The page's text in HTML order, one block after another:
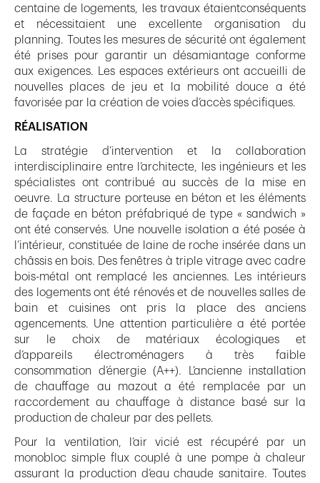
centaine de logements, les travaux étaientconséquents
et nécessitaient une excellente organisation du
planning. Toutes les mesures de sécurité ont également
été prises pour garantir un désamiantage conforme
aux exigences. Les espaces extérieurs ont accueilli de
nouvelles places de jeu et la mobilité douce a été
favorisée par la création de voies d’accès spécifiques.
RÉALISATION
La stratégie d’intervention et la collaboration
interdisciplinaire entre l’architecte, les ingénieurs et les
spécialistes ont contribué au succès de la mise en
oeuvre. La structure porteuse en béton et les éléments
de façade en béton préfabriqué de type « sandwich »
ont été conservés. Une nouvelle isolation a été posée à
l’intérieur, constituée de laine de roche insérée dans un
châssis en bois. Des fenêtres à triple vitrage avec cadre
bois-métal ont remplacé les anciennes. Les intérieurs
des logements ont été rénovés et de nouvelles salles de
bain et cuisines ont pris la place des anciens
agencements. Une attention particulière a été portée
sur le choix de matériaux écologiques et
d’appareils électroménagers à très faible
consommation d’énergie (A++). L’ancienne installation
de chauffage au mazout a été remplacée par un
raccordement au chauffage à distance basé sur la
production de chaleur par des pellets.
Pour la ventilation, l’air vicié est récupéré par un
monobloc simple flux couplé à une pompe à chaleur
assurant la production d’eau chaude sanitaire. Toutes